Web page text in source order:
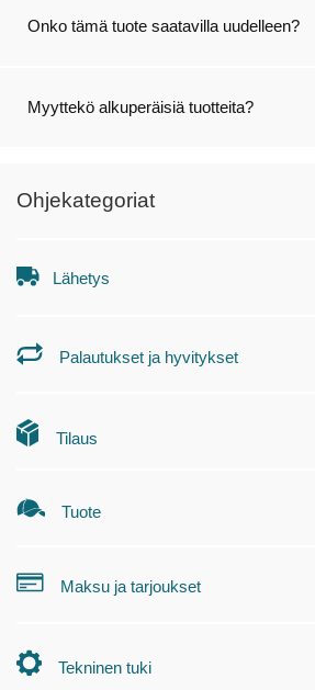
Onko tämä tuote saatavilla uudelleen?
Myyttekö alkuperäisiä tuotteita?
Ohjekategoriat
Lähetys
Palautukset ja hyvitykset
Tilaus
Tuote
Maksu ja tarjoukset
Tekninen tuki